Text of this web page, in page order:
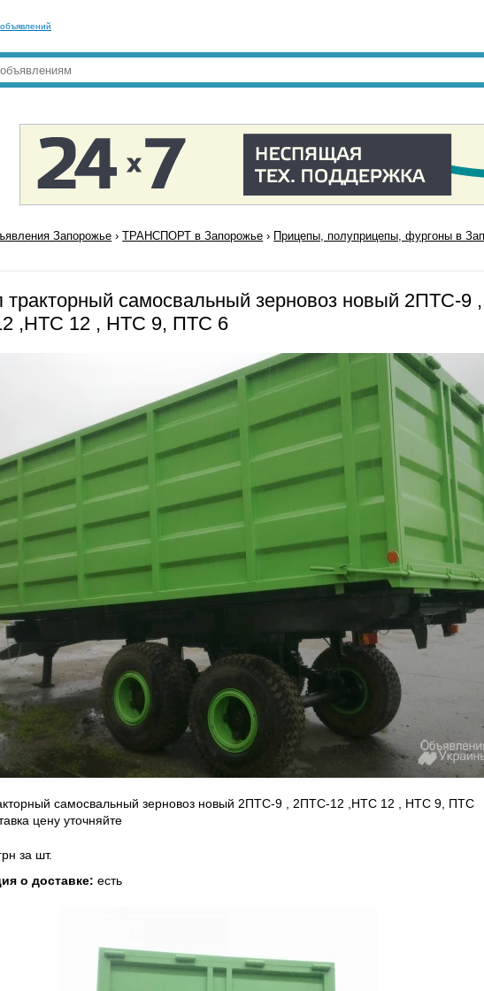
Запорожье ›ТРАНСПОРТ в Запорожье › Прицепы, полуприцепы, фургоны в
тракторный самосвальный зерновоз новый 2ПТС-9 ,
,НТС 12 , НТС 9, ПТС 6
самосвальный зерновоз новый 2ПТС-9 , 2ПТС-12 ,НТС 12 , НТС 9, ПТС
цену уточняйте
за шт.
о доставке: есть